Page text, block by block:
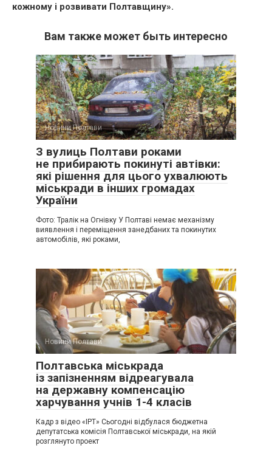
кожному і розвивати Полтавщину».
Вам также может быть интересно
Новини Полтави
З вулиць Полтави роками
не прибирають покинуті автівки:
які рішення для цього ухвалюють
міськради в інших громадах
України
Фото: Тралік на Огнівку У Полтаві немає механізму
виявлення і переміщення занедбаних та покинутих
автомобілів, які роками,
Новини Полтави
Полтавська міськрада
із запізненням відреагувала
на державну компенсацію
харчування учнів 1-4 класів
Кадр з відео «ІРТ» Сьогодні відбулася бюджетна
депутатська комісія Полтавської міськради, на якій
розглянуто проект